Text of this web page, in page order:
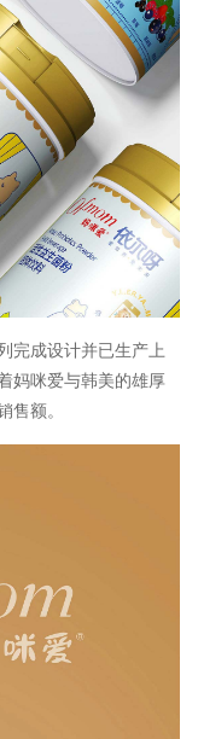
完成设计并已生产上
妈咪爱与韩美的雄厚
售额。